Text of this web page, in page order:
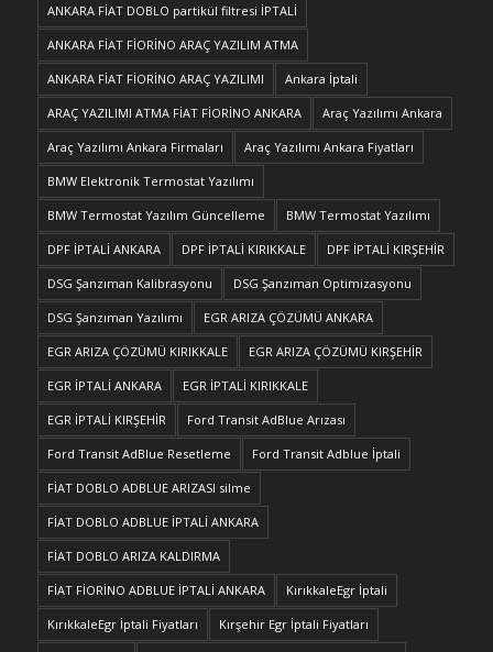
ANKARA FİAT DOBLO partikül filtresi İPTALİ
ANKARA FİAT FİORİNO ARAÇ YAZILIM ATMA
ANKARA FİAT FİORİNO ARAÇ YAZILIMI Ankara İptali
ARAÇ YAZILIMI ATMA FİAT FİORİNO ANKARA Araç Yazılımı Ankara
Araç Yazılımı Ankara Firmaları Araç Yazılımı Ankara Fiyatları
BMW Elektronik Termostat Yazılımı
BMW Termostat Yazılım Güncelleme BMW Termostat Yazılımı
DPF İPTALİ ANKARA DPF İPTALİ KIRIKKALE DPF İPTALİ KIRŞEHİR
DSG Şanzıman Kalibrasyonu DSG Şanzıman Optimizasyonu
DSG Şanzıman Yazılımı EGR ARIZA ÇÖZÜMÜ ANKARA
EGR ARIZA ÇÖZÜMÜ KIRIKKALE EGR ARIZA ÇÖZÜMÜ KIRŞEHİR
EGR İPTALİ ANKARA EGR İPTALİ KIRIKKALE
EGR İPTALİ KIRŞEHİR Ford Transit AdBlue Arızası
Ford Transit AdBlue Resetleme Ford Transit Adblue İptali
FİAT DOBLO ADBLUE ARIZASI silme
FİAT DOBLO ADBLUE İPTALİ ANKARA
FİAT DOBLO ARIZA KALDIRMA
FİAT FİORİNO ADBLUE İPTALİ ANKARA KırıkkaleEgr İptali
KırıkkaleEgr İptali Fiyatları Kırşehir Egr İptali Fiyatları